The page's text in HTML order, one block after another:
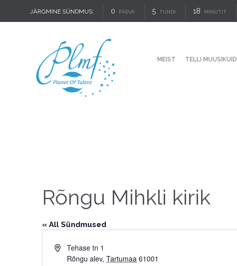
JÄRGMINE SÜNDMUS: 0 PÄEVA 5 TUNDI 18 MINUTIT
MEIST TELLI MUUSIKUID
Rõngu Mihkli kirik
« All Sündmused
AddressTehase tn 1
Rõngu alev, Tartumaa 61001